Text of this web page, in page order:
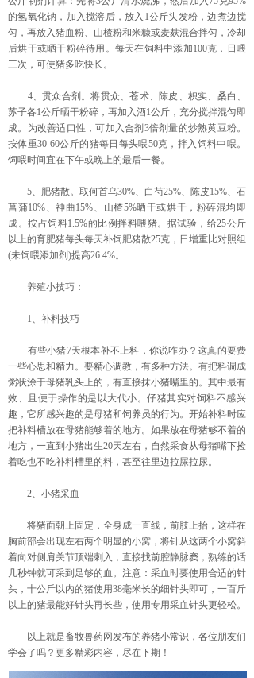
的氢氧化钠，加入搅溶后，放入1公斤头发粉，边煮边搅
匀，再放入猪血粉、山楂粉和米糠或麦麸混合拌匀，冷却
后烘干或晒干粉碎待用。每天在饲料中添加100克，日喂
三次，可使猪多吃快长。
4、贯众合剂。将贯众、苍术、陈皮、枳实、桑白、
苏子各1公斤晒干粉碎，再加入酒1公斤，充分搅拌混匀即
成。为改善适口性，可加入合剂3倍剂量的炒熟黄豆粉。
按体重30-60公斤的猪每日每头喂50克，拌入饲料中喂。
饲喂时间宜在下午或晚上的最后一餐。
5、肥猪散。取何首乌30%、白芍25%、陈皮15%、石
菖蒲10%、神曲15%、山楂5%晒干或烘干，粉碎混均即
成。按占饲料1.5%的比例拌料喂猪。据试验，给25公斤
以上的育肥猪每头每天补饲肥猪散25克，日增重比对照组
(未饲喂添加剂)提高26.4%。
养殖小技巧：
1、补料技巧
有些小猪7天根本补不上料，你说咋办？这真的要费
一些心思和精力。要精心调教，有多种方法。有把料调成
粥状涂于母猪乳头上的，有直接抹小猪嘴里的。其中最有
效、且便于操作的是以大代小。仔猪其实对饲料不感兴
趣，它所感兴趣的是母猪和饲养员的行为。开始补料时应
把补料槽放在母猪能够着的地方。如果放在母猪够不着的
地方，一直到小猪出生20天左右，自然采食从母猪嘴下捡
着吃也不吃补料槽里的料，甚至往里边拉屎拉尿。
2、小猪采血
将猪面朝上固定，全身成一直线，前肢上抬，这样在
胸前部会出现左右两个明显的小窝，将针从这两个小窝斜
着向对侧肩关节顶端刺入，直接找前腔静脉窦，熟练的话
几秒钟就可采到足够的血。注意：采血时要使用合适的针
头，十公斤以内的猪使用38毫米长的细针头即可，一百斤
以上的猪最能好针头再长些，使用专用采血针头更轻松。
以上就是畜牧兽药网发布的养猪小常识，各位朋友们
学会了吗？更多精彩内容，尽在下期！